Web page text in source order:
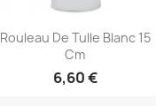
Aperçu rapide
Rouleau De Tulle Blanc 15
Cm
6,60 €